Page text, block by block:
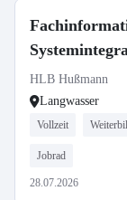
HLB Hußmann
Langwasser
Vollzeit
Jobrad
28.07.2026